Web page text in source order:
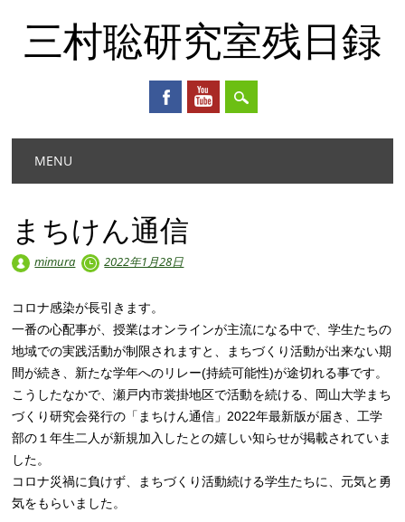
三村聡研究室残日録
Main menu
MENU
まちけん通信
mimura 2022年1月28日
コロナ感染が長引きます。
一番の心配事が、授業はオンラインが主流になる中で、学生たちの
地域での実践活動が制限されますと、まちづくり活動が出来ない期
間が続き、新たな学年へのリレー(持続可能性)が途切れる事です。
こうしたなかで、瀬戸内市裳掛地区で活動を続ける、岡山大学まち
づくり研究会発行の「まちけん通信」2022年最新版が届き、工学
部の１年生二人が新規加入したとの嬉しい知らせが掲載されていま
した。
コロナ災禍に負けず、まちづくり活動続ける学生たちに、元気と勇
気をもらいました。